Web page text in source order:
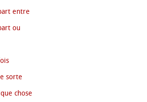
entre
ou
sorte
chose